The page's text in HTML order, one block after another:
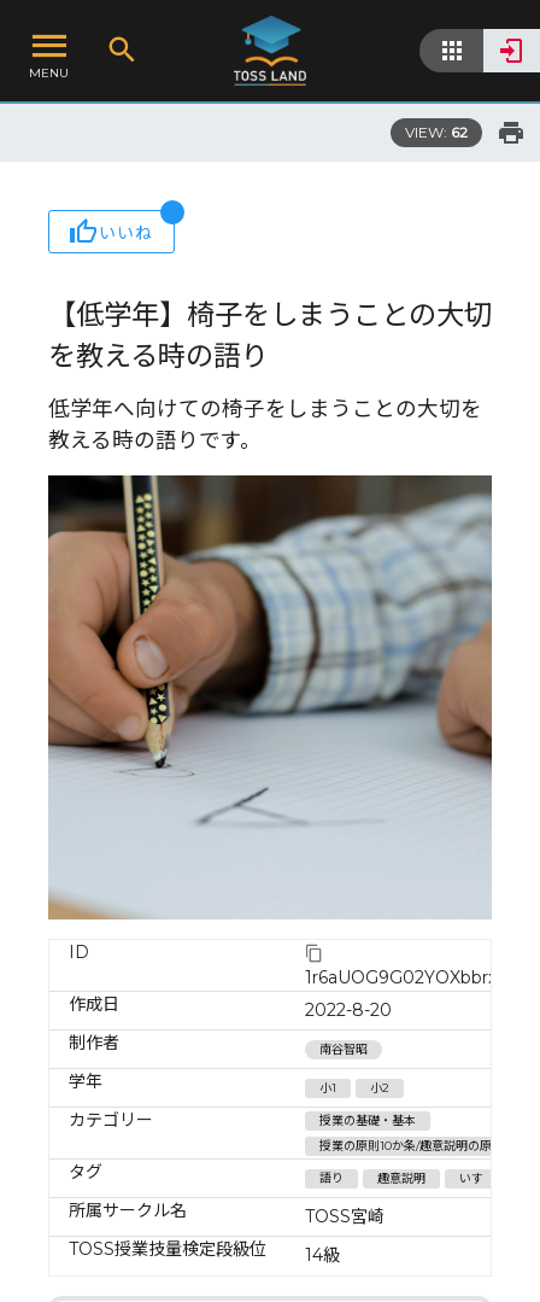
MENU
VIEW: 62
いいね
【低学年】椅子をしまうことの大切
を教える時の語り
低学年へ向けての椅子をしまうことの大切を
教える時の語りです。
ID
1r6aUOG9G02YOXbbrxv3
作成日
2022-8-20
制作者
南谷智昭
学年 小1 小2
カテゴリー
授業の基礎・基本
授業の原則10か条/趣意説明の原則
タグ 語り 趣意説明 いす
所属サークル名
TOSS宮崎
TOSS授業技量検定段級位
14級